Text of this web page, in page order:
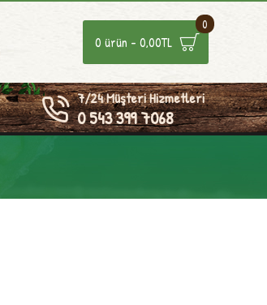
0 ürün - 0,00TL
0
7/24 Müşteri Hizmetleri
0 543 399 7068